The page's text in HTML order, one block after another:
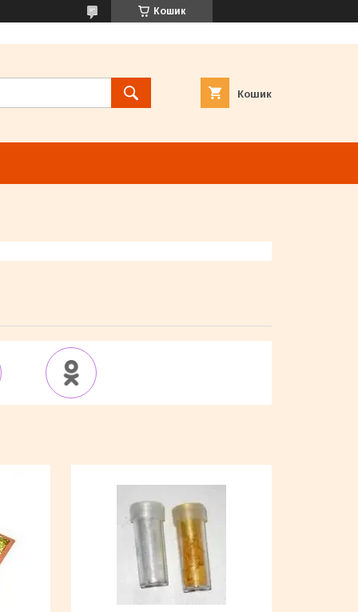
Кошик
Кошик